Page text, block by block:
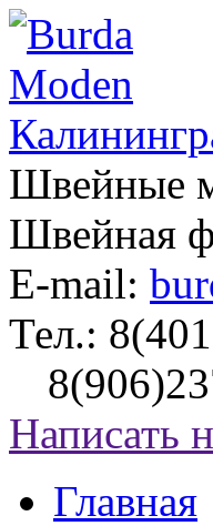
Швейные
Швейная
E-mail:
Тел.:
Написать
Главная